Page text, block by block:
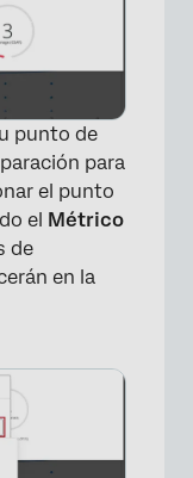
punto de
para
el punto
el Métrico
de
en la